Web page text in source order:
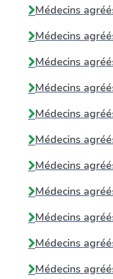
Médecins
Médecins
Médecins
Médecins
Médecins
Médecins
Médecins
Médecins
Médecins
Médecins
Médecins